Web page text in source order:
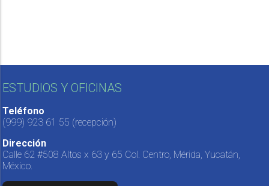
ESTUDIOS Y OFICINAS
Teléfono
(999) 923 61 55 (recepción)
Dirección
Calle 62 #508 Altos x 63 y 65 Col. Centro, Mérida, Yucatán,
México.